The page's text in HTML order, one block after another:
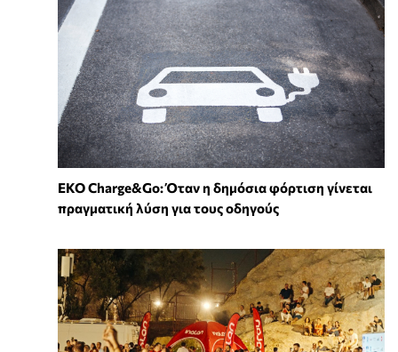
EKO Charge&Go: Όταν η δημόσια φόρτιση γίνεται
πραγματική λύση για τους οδηγούς